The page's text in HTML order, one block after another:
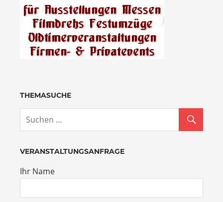
THEMASUCHE
VERANSTALTUNGSANFRAGE
Ihr Name